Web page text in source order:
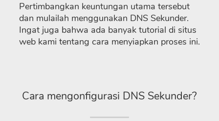
Pertimbangkan keuntungan utama tersebut
dan mulailah menggunakan DNS Sekunder.
Ingat juga bahwa ada banyak tutorial di situs
web kami tentang cara menyiapkan proses ini.
Cara mengonfigurasi DNS Sekunder?